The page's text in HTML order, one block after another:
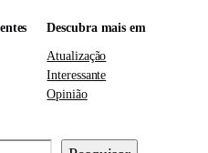
Descubra mais em
Atualização
Interessante
Opinião